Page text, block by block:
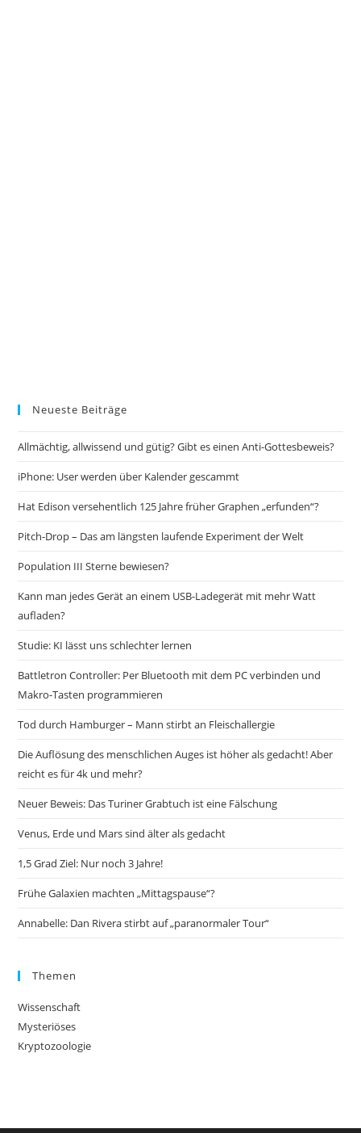
Neueste Beiträge
Allmächtig, allwissend und gütig? Gibt es einen Anti-Gottesbeweis?
iPhone: User werden über Kalender gescammt
Hat Edison versehentlich 125 Jahre früher Graphen „erfunden“?
Pitch-Drop – Das am längsten laufende Experiment der Welt
Population III Sterne bewiesen?
Kann man jedes Gerät an einem USB-Ladegerät mit mehr Watt
aufladen?
Studie: KI lässt uns schlechter lernen
Battletron Controller: Per Bluetooth mit dem PC verbinden und
Makro-Tasten programmieren
Tod durch Hamburger – Mann stirbt an Fleischallergie
Die Auflösung des menschlichen Auges ist höher als gedacht! Aber
reicht es für 4k und mehr?
Neuer Beweis: Das Turiner Grabtuch ist eine Fälschung
Venus, Erde und Mars sind älter als gedacht
1,5 Grad Ziel: Nur noch 3 Jahre!
Frühe Galaxien machten „Mittagspause“?
Annabelle: Dan Rivera stirbt auf „paranormaler Tour“
Themen
Wissenschaft
Mysteriöses
Kryptozoologie